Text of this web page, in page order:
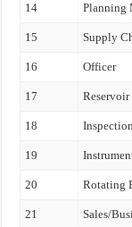
14 Planning
15 Supply
16 Officer
17
18
19
20 Rotating
21 Sales/